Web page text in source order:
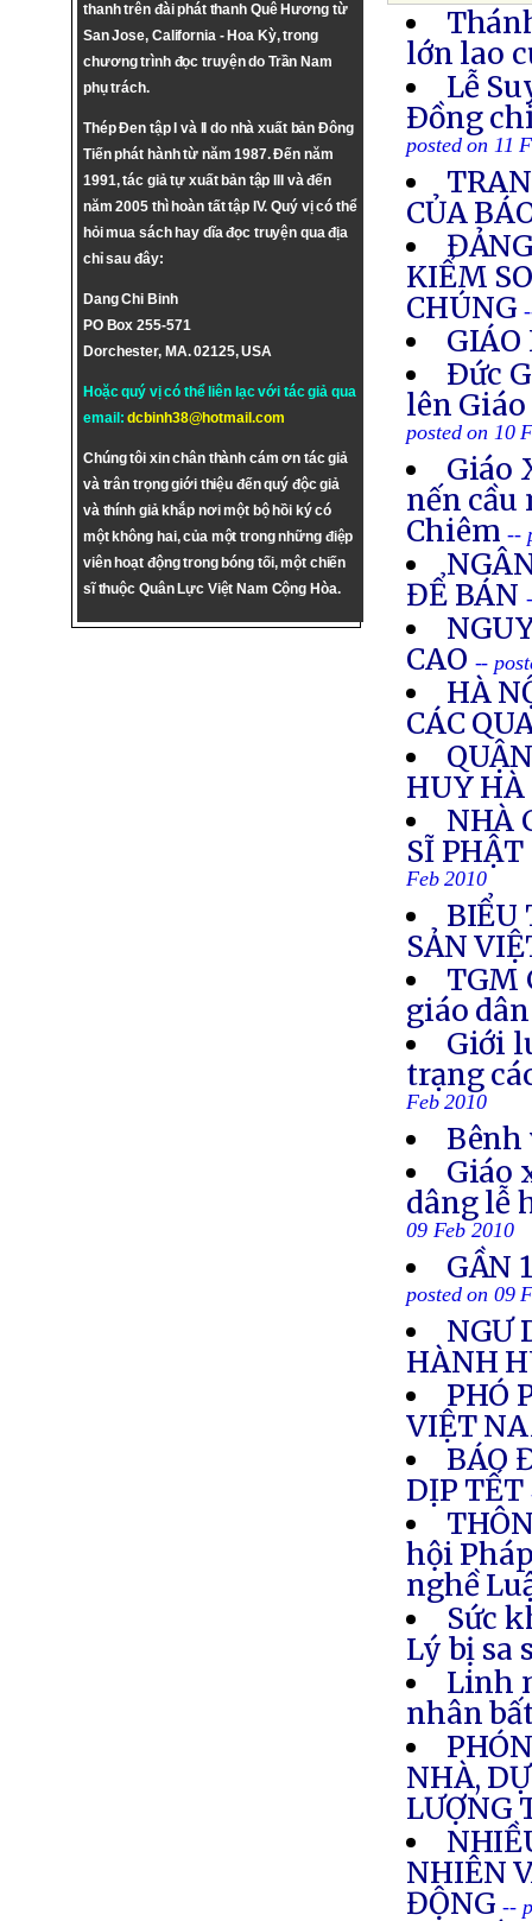
thanh trên đài phát thanh Quê Hương từ
San Jose, California - Hoa Kỳ, trong
chương trình đọc truyện do Trần Nam
phụ trách.
Thép Đen tập I và II do nhà xuất bản Đông
Tiến phát hành từ năm 1987. Đến năm
1991, tác giả tự xuất bản tập III và đến
năm 2005 thì hoàn tất tập IV. Quý vị có thể
hỏi mua sách hay dĩa đọc truyện qua địa
chỉ sau đây:
Dang Chi Binh
PO Box 255-571
Dorchester, MA. 02125, USA
Hoặc quý vị có thể liên lạc với tác giả qua
email:dcbinh38@hotmail.com
Chúng tôi xin chân thành cám ơn tác giả
và trân trọng giới thiệu đến quý độc giả
và thính giả khắp nơi một bộ hồi ký có
một không hai, của một trong những điệp
viên hoạt động trong bóng tối, một chiến
sĩ thuộc Quân Lực Việt Nam Cộng Hòa.
lớn lao
Lễ
Ðồng
posted on 11
CỦA
KIỂM
CHÚNG
Ðức
lên
posted on 10
Giáo
nến
Chiêm --
ĐỂ BÁN
CAO --
HÀ
CÁC
HUY
NHÀ
SĨ
Feb 2010
BIỂU
SẢN
TGM
giáo
Giới
trạng
Feb 2010
Bênh
Giáo
dâng lễ
09 Feb 2010
GẦN
posted on 09
NGƯ
HÀNH
PHÓ
VIỆT
BÁO
DỊP TẾT
hội
nghề
Sức
Lý bị sa
Linh
nhân
NHÀ,
LƯỢNG
NHIÊN
ĐỘNG --